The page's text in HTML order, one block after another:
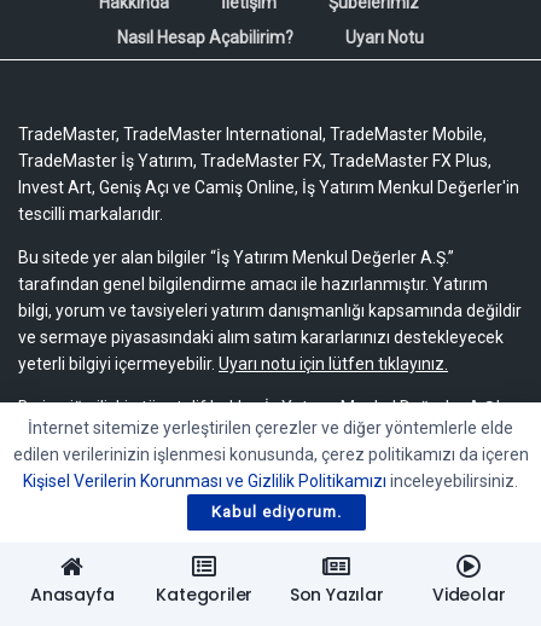
Nasıl Hesap Açabilirim?
Uyarı Notu
TradeMaster, TradeMaster International, TradeMaster Mobile,
TradeMaster İş Yatırım, TradeMaster FX, TradeMaster FX Plus,
Invest Art, Geniş Açı ve Camiş Online, İş Yatırım Menkul Değerler'in
tescilli markalarıdır.
Bu sitede yer alan bilgiler “İş Yatırım Menkul Değerler A.Ş.”
tarafından genel bilgilendirme amacı ile hazırlanmıştır. Yatırım
bilgi, yorum ve tavsiyeleri yatırım danışmanlığı kapsamında değildir
ve sermaye piyasasındaki alım satım kararlarınızı destekleyecek
yeterli bilgiyi içermeyebilir. Uyarı notu için lütfen tıklayınız.
Bu içeriğe ilişkin tüm telif hakları İş Yatırım Menkul Değerler A.Ş.’ye
aittir. Bu içerik, açık iznimiz olmaksızın başkaları tarafından
herhangi bir amaçla, kısmen veya tamamen çoğaltılamaz,
dağıtılamaz, yayımlanamaz veya değiştirilemez.
İnternet sitemize yerleştirilen çerezler ve diğer yöntemlerle elde
edilen verilerinizin işlenmesi konusunda, çerez politikamızı da içeren
Kişisel Verilerin Korunması ve Gizlilik Politikamızı inceleyebilirsiniz.
Kabul ediyorum.
Anasayfa Kategoriler Son Yazılar Videolar